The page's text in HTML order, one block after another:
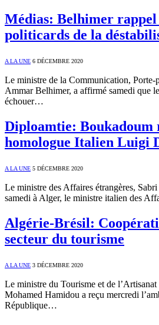
Médias: Belhimer rappel
politicards de la
A LA UNE 6 DÉCEMBRE 2020
Le ministre de la Communication, Porte-
Ammar Belhimer, a affirmé samedi que
échouer…
Diploamtie: Boukadoum
homologue Italien Luigi
A LA UNE 5 DÉCEMBRE 2020
Le ministre des Affaires étrangères,
samedi à Alger, le ministre italien des
Algérie-Brésil:
secteur du tourisme
A LA UNE 3 DÉCEMBRE 2020
Le ministre du Tourisme et de
Mohamed Hamidou a reçu mercredi
République…